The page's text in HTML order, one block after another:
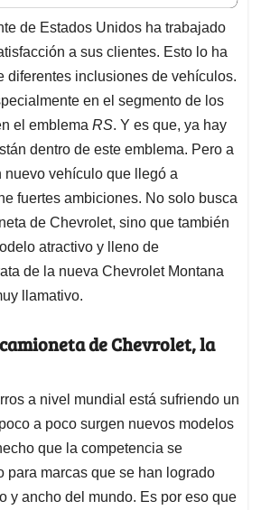
i
l
e
a
d
s
de Estados Unidos ha trabajado
a sus clientes. Esto lo ha
diferentes inclusiones de vehículos.
en el segmento de los
el emblema RS. Y es que, ya hay
dentro de este emblema. Pero a
nuevo vehículo que llegó a
fuertes ambiciones. No solo busca
de Chevrolet, sino que también
atractivo y lleno de
de la nueva Chevrolet Montana
llamativo.
de Chevrolet, la
a nivel mundial está sufriendo un
a poco surgen nuevos modelos
que la competencia se
para marcas que se han logrado
y ancho del mundo. Es por eso que